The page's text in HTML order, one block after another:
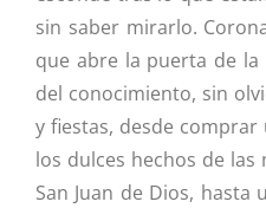
sin saber mirarlo.
que abre la puerta de la
del conocimiento, sin
y fiestas, desde
los dulces hechos de las
San Juan de Dios, hasta